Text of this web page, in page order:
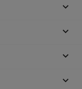



keyboard_arrow_down